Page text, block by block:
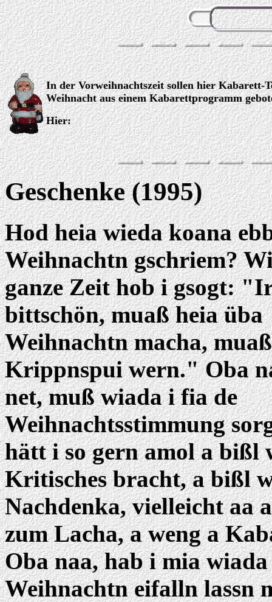
In der Vorweihnachtszeit sollen hier Kabarett-
Weihnacht aus einem Kabarettprogramm
Hier:
Geschenke (1995)
Hod heia wieda koana
Weihnachtn gschriem?
ganze Zeit hob i gsogt:
bittschön, muaß heia üba
Weihnachtn macha,
Krippnspui wern." Oba
net, muß wiada i fia de
Weihnachtsstimmung
hätt i so gern amol a bißl
Kritisches bracht, a bißl
Nachdenka, vielleicht aa
zum Lacha, a weng a
Oba naa, hab i mia wiada
Weihnachtn eifalln lassn